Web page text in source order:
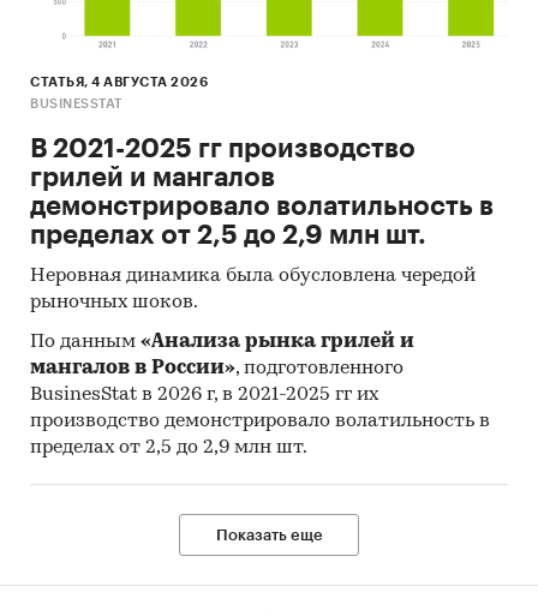
исследования и бизнес-планы группы
«Агриконсалт») и данные компаний-
производителей
Используемые сокращения:
ФСГС РФ - Федеральная служба
государственной статистики Российской
Федерации
ФТС – Федеральная таможенная служба
УЗВ – установка замкнутого водоснабжения
Потребительские товары
Рыба / Белая рыба
СТАТЬЯ, 4 АВГУСТА 2026
BUSINESSTAT
В 2021-2025 гг производство
грилей и мангалов
демонстрировало волатильность в
пределах от 2,5 до 2,9 млн шт.
Неровная динамика была обусловлена чередой
рыночных шоков.
По данным «Анализа рынка грилей и
мангалов в России», подготовленного
BusinesStat в 2026 г, в 2021-2025 гг их
производство демонстрировало волатильность в
пределах от 2,5 до 2,9 млн шт.
Показать еще